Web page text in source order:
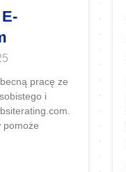
pracę ze
i
pomoże